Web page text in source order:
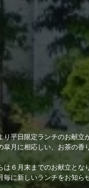
り平日限定ランチのお献立
皐月に相応しい、お茶の香
は６月末までのお献立とな
毎に新しいランチをお知ら